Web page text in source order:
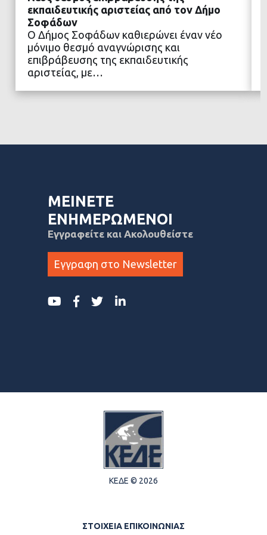
ΔΙΑΒΑΣΤΕ ΠΕΡΙΣΣΟΤΕΡΑ
εκπαιδευτικής αριστείας από τον Δήμο
Σοφάδων
Ο Δήμος Σοφάδων καθιερώνει έναν νέο
μόνιμο θεσμό αναγνώρισης και
επιβράβευσης της εκπαιδευτικής
αριστείας, με…
ΜΕΙΝΕΤΕ
ΕΝΗΜΕΡΩΜΕΝΟΙ
Εγγραφείτε και Ακολουθείστε
Εγγραφη στο Newsletter
ΚΕΔΕ © 2026
ΣΤΟΙΧΕΙΑ ΕΠΙΚΟΙΝΩΝΙΑΣ